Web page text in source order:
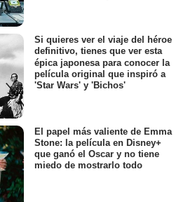
Si quieres ver el viaje del héroe
definitivo, tienes que ver esta
épica japonesa para conocer la
película original que inspiró a
'Star Wars' y 'Bichos'
El papel más valiente de Emma
Stone: la película en Disney+
que ganó el Oscar y no tiene
miedo de mostrarlo todo